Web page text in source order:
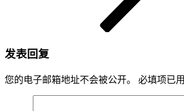
发表回复
您的电子邮箱地址不会被公开。 必填项已用